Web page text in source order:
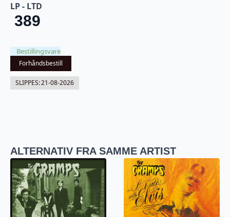
LP - LTD
389
Bestillingsvare
Forhåndsbestill
SLIPPES:21-08-2026
ALTERNATIV FRA SAMME ARTIST